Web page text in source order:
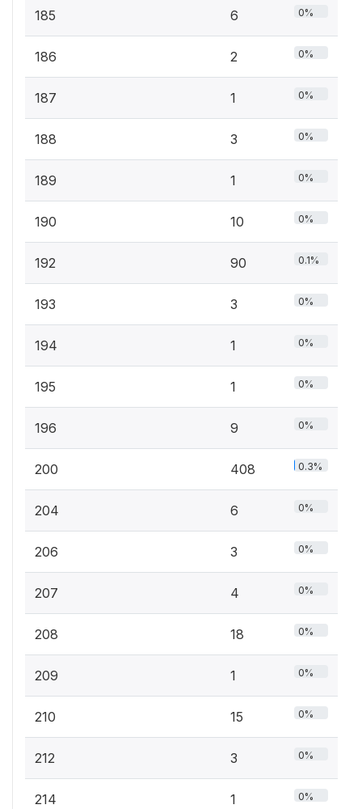
185 6 0%
186 2 0%
187 1 0%
188 3 0%
189 1 0%
190 10 0%
192 90 0.1%
193 3 0%
194 1 0%
195 1 0%
196 9 0%
200 408 0.3%
204 6 0%
206 3 0%
207 4 0%
208 18 0%
209 1 0%
210 15 0%
212 3 0%
214 1 0%